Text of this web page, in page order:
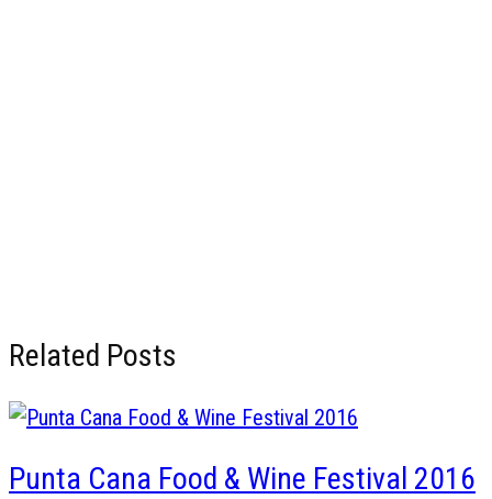
Related Posts
Punta Cana Food & Wine Festival 2016